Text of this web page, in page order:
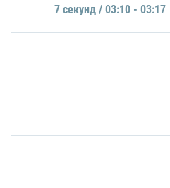
7 секунд / 03:10 - 03:17